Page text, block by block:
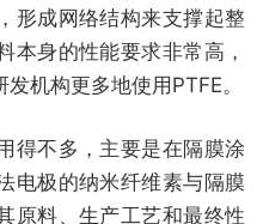
形成网络结构来支撑起整
本身的性能要求非常高，
机构更多地使用PTFE。
得不多，主要是在隔膜涂
电极的纳米纤维素与隔膜
原料、生产工艺和最终性